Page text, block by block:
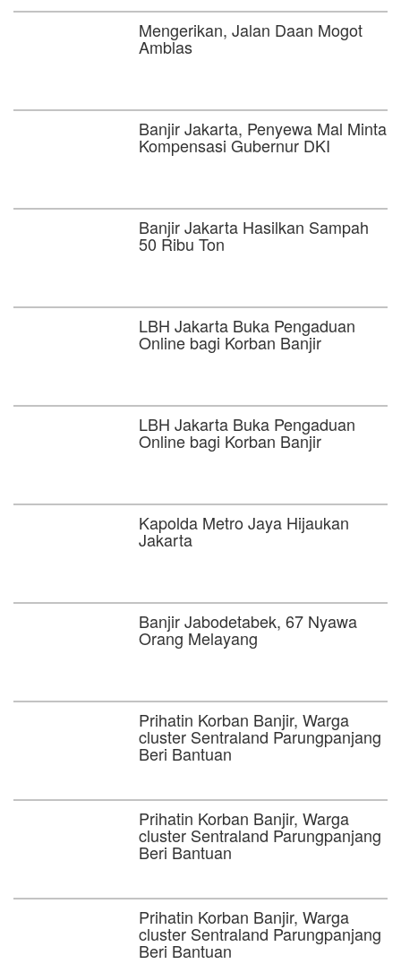
Mengerikan, Jalan Daan Mogot
Amblas
Banjir Jakarta, Penyewa Mal Minta
Kompensasi Gubernur DKI
Banjir Jakarta Hasilkan Sampah
50 Ribu Ton
LBH Jakarta Buka Pengaduan
Online bagi Korban Banjir
LBH Jakarta Buka Pengaduan
Online bagi Korban Banjir
Kapolda Metro Jaya Hijaukan
Jakarta
Banjir Jabodetabek, 67 Nyawa
Orang Melayang
Prihatin Korban Banjir, Warga
cluster Sentraland Parungpanjang
Beri Bantuan
Prihatin Korban Banjir, Warga
cluster Sentraland Parungpanjang
Beri Bantuan
Prihatin Korban Banjir, Warga
cluster Sentraland Parungpanjang
Beri Bantuan